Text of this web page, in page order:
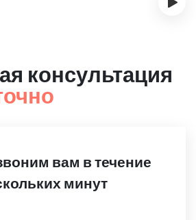
консультация
вам в течение
минут